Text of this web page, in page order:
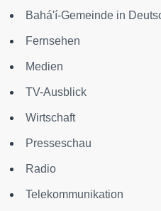
Bahá'í-Gemeinde in
Fernsehen
Medien
TV-Ausblick
Wirtschaft
Presseschau
Radio
Telekommunikation